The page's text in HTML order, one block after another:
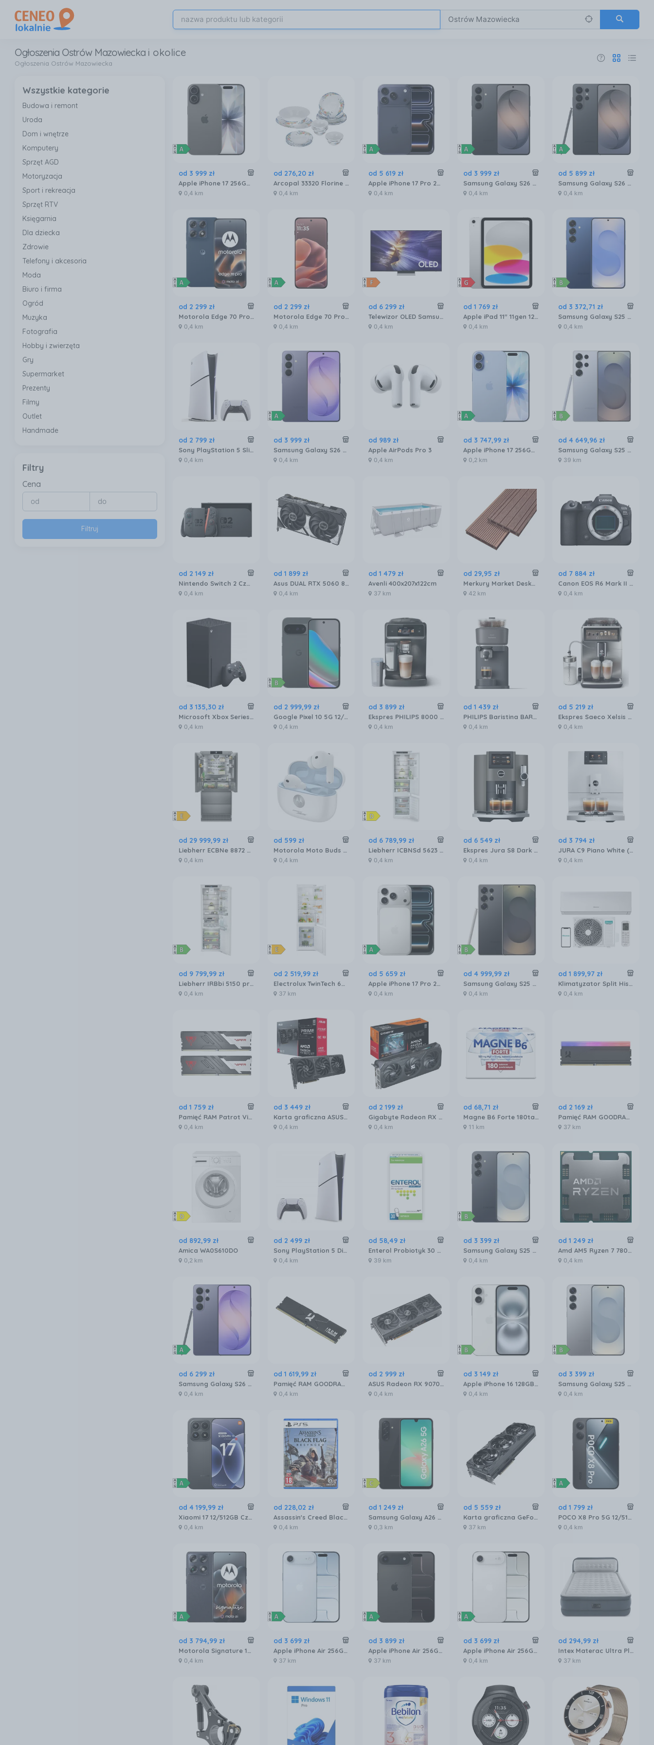
Ogłoszenia Ostrów Mazowiecka i okolice
Ogłoszenia Ostrów Mazowiecka
Wszystkie kategorie
Budowa i remont
Uroda
Dom i wnętrze
Komputery
Sprzęt AGD
Motoryzacja
Sport i rekreacja
Sprzęt RTV
Księgarnia
Dla dziecka
Zdrowie
Telefony i akcesoria
Moda
Biuro i firma
Ogród
Muzyka
Fotografia
Hobby i zwierzęta
Gry
Supermarket
Prezenty
Filmy
Outlet
Handmade
Filtry
Cena
Filtruj
od 3 999 zł
Apple iPhone 17 256GB Czarny
0,4 km
od 276,20 zł
Arcopal 33320 Florine Serwis Zestaw Obiadowy 26EL
0,4 km
od 5 619 zł
Apple iPhone 17 Pro 256GB Głębinowy błękit
0,4 km
od 3 999 zł
Samsung Galaxy S26 SM-S942 12/256GB Czarny
0,4 km
od 5 899 zł
Samsung Galaxy S26 Ultra SM-S948 5G 12/256GB Czarny
0,4 km
od 2 299 zł
Motorola Edge 70 Pro 8/256GB Granatowy
0,4 km
od 2 299 zł
Motorola Edge 70 Pro 8/256GB Bordowy
0,4 km
od 6 299 zł
Telewizor OLED Samsung QE65S90FATXXH 65 cali 4K UHD
0,4 km
od 1 769 zł
Apple iPad 11" 11gen 128GB Wi-Fi Srebrny (MD3Y4HCA)
0,4 km
od 3 372,71 zł
Samsung Galaxy S25 SM-S931 12/256GB Granatowy
0,4 km
od 2 799 zł
Sony PlayStation 5 Slim 1TB
0,4 km
od 3 999 zł
Samsung Galaxy S26 SM-S942 12/256GB Fioletowy
0,4 km
od 989 zł
Apple AirPods Pro 3
0,4 km
od 3 747,99 zł
Apple iPhone 17 256GB Gołębi
0,2 km
od 4 649,96 zł
Samsung Galaxy S25 Ultra SM-S938 12/256GB Tytanowy Niebieski
39 km
od 2 149 zł
Nintendo Switch 2 Czarna
0,4 km
od 1 899 zł
Asus DUAL RTX 5060 8GB OC (90YV0N12M0NA00)
0,4 km
od 1 479 zł
Avenli 400x207x122cm
37 km
od 29,95 zł
Merkury Market Deska Tarasowa Mercado Basic Brąz 2000X120X20Mm MR5601072
42 km
od 7 884 zł
Canon EOS R6 Mark II body
0,4 km
od 3 135,30 zł
Microsoft Xbox Series X
0,4 km
od 2 999,99 zł
Google Pixel 10 5G 12/256GB Obsydian
0,4 km
od 3 899 zł
Ekspres PHILIPS 8000 LatteGo Pro EP8757/12
0,4 km
od 1 439 zł
PHILIPS Baristina BAR320/60 Podwójny pojemnik na ziarna czarny
0,4 km
od 5 219 zł
Ekspres Saeco Xelsis Suprema SM8885/00 Metalowy
0,4 km
od 29 999,99 zł
Liebherr ECBNe 8872 BioFresh NoFrost
0,4 km
od 599 zł
Motorola Moto Buds 2 Plus Anc Biały
0,4 km
od 6 789,99 zł
Liebherr ICBNSd 5623 plus BioFresh NoFrost
0,4 km
od 6 549 zł
Ekspres Jura S8 Dark Inox (EB) 15480
0,4 km
od 3 794 zł
JURA C9 Piano White (EA)
0,4 km
od 9 799,99 zł
Liebherr IRBbi 5150 prime BioFresh
0,4 km
od 2 519,99 zł
Electrolux TwinTech 600 ENT6NE18S
37 km
od 5 659 zł
Apple iPhone 17 Pro 256GB Srebrny
0,4 km
od 4 999,99 zł
Samsung Galaxy S25 Ultra SM-S938 12/256GB Tytanowy Czarny
0,4 km
od 1 899,97 zł
Klimatyzator Split Hisense DJ25LE0EG DJ25LE0EW
0,4 km
od 1 759 zł
Pamięć RAM Patrot Viper Venom DDR5 32GB 6000MTs (PVV532G600C30K)
0,4 km
od 3 449 zł
Karta graficzna ASUS Radeon RX 9070 XT Prime OC 16GB (90YV0L71M0NA00)
0,4 km
od 2 199 zł
Gigabyte Radeon RX 9060 XT GAMING OC 16GB GDDR6 FSR (GVR9060XTGAMINGOC16GD)
0,4 km
od 68,71 zł
Magne B6 Forte 180tabl.
11 km
od 2 169 zł
Pamięć RAM GOODRAM IRDM RGB 32GB [2x16GB 6000MHz DDR5 CL30 DIMM] (IRG60D5L30S32GDC)
37 km
od 892,99 zł
Amica WA0S610DO
0,2 km
od 2 499 zł
Sony PlayStation 5 Digital Slim 825GB
0,4 km
od 58,49 zł
Enterol Probiotyk 30 kapsułek 250 mg
39 km
od 3 399 zł
Samsung Galaxy S25 SM-S931 12/256GB Czarny
0,4 km
od 1 249 zł
Amd AM5 Ryzen 7 7800X3D Tray 4,2GHz (100000000910)
0,4 km
od 6 299 zł
Samsung Galaxy S26 Ultra SM-S948 5G 12/512GB Fioletowy
0,4 km
od 1 619,99 zł
Pamięć RAM GOODRAM IRDM 32GB 2x16GB 6400MHz DDR5 CL32 (IR-6400D564L32S)
0,4 km
od 2 999 zł
ASUS Radeon RX 9070 PRIME 16GB OC (GRATIPASU544)
0,4 km
od 3 149 zł
Apple iPhone 16 128GB Biały
0,4 km
od 3 399 zł
Samsung Galaxy S25 SM-S931 12/256GB Srebrny
0,4 km
od 4 199,99 zł
Xiaomi 17 12/512GB Czarny
0,4 km
od 228,02 zł
Assassin's Creed Black Flag Resynced (Gra PS5)
0,4 km
od 1 249 zł
Samsung Galaxy A26 SM-A266 6/128GB 5G Czarny
0,3 km
od 5 559 zł
Karta graficzna GeForce PALIT RTX 5080 Gaming Pro 16GB GDDR7 DLSS 4 (NE75080019T2GB2031A)
37 km
od 1 799 zł
POCO X8 Pro 5G 12/512GB Czarny
0,4 km
od 3 794,99 zł
Motorola Signature 16/512GB Czarny
0,4 km
od 3 699 zł
Apple iPhone Air 256GB Błękitny
37 km
od 3 899 zł
Apple iPhone Air 256GB Gwiezdna czerń
37 km
od 3 699 zł
Apple iPhone Air 256GB Biały obłok
0,4 km
od 294,99 zł
Intex Materac Ultra Plush Headboard 64448
37 km